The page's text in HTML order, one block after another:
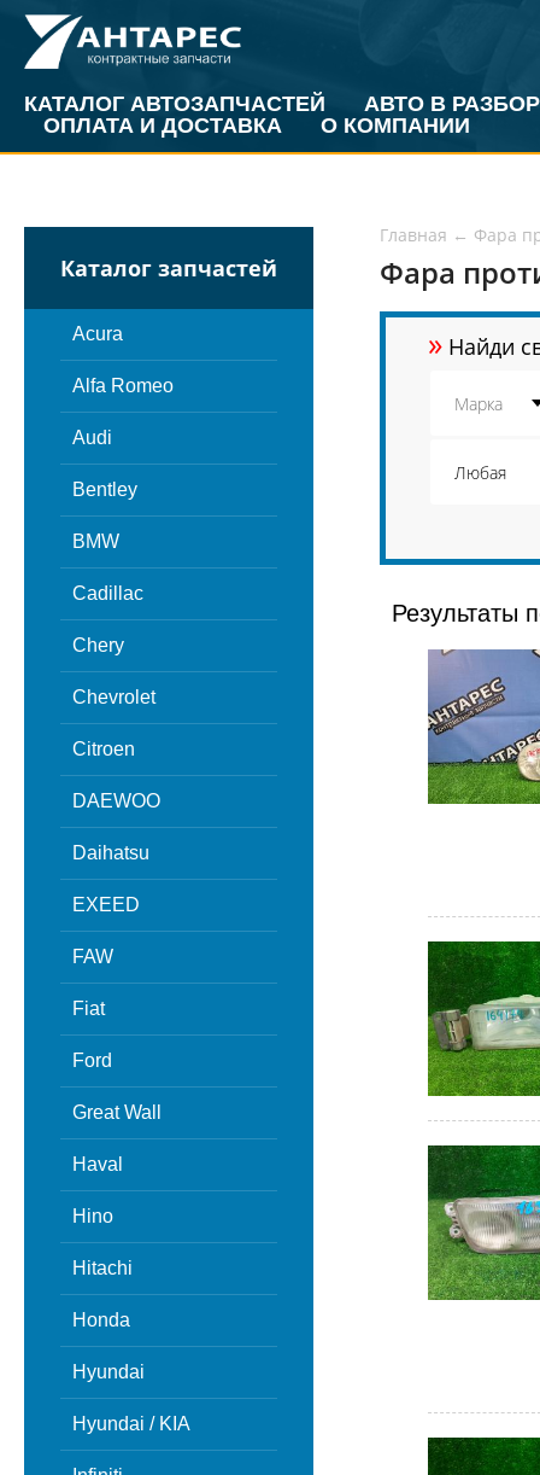
КАТАЛОГ АВТОЗАПЧАСТЕЙ
АВТО В РАЗБОР
ОПЛАТА И ДОСТАВКА
О КОМПАНИИ
Каталог запчастей
Acura
Alfa Romeo
Audi
Bentley
BMW
Cadillac
Chery
Chevrolet
Citroen
DAEWOO
Daihatsu
EXEED
FAW
Fiat
Ford
Great Wall
Haval
Hino
Hitachi
Honda
Hyundai
Hyundai / KIA
Главная ← Фара
Фара
» Найди
Результаты